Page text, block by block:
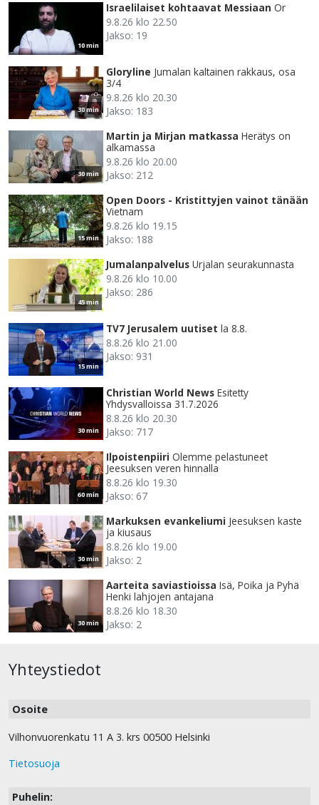
10 min
Israelilaiset kohtaavat Messiaan Or
9.8.26 klo 22.50
Jakso: 19
30 min
Gloryline Jumalan kaltainen rakkaus, osa
3/4
9.8.26 klo 20.30
Jakso: 183
30 min
Martin ja Mirjan matkassa Herätys on
alkamassa
9.8.26 klo 20.00
Jakso: 212
15 min
Open Doors - Kristittyjen vainot tänään
Vietnam
9.8.26 klo 19.15
Jakso: 188
45 min
Jumalanpalvelus Urjalan seurakunnasta
9.8.26 klo 10.00
Jakso: 286
15 min
TV7 Jerusalem uutiset la 8.8.
8.8.26 klo 21.00
Jakso: 931
30 min
Christian World News Esitetty
Yhdysvalloissa 31.7.2026
8.8.26 klo 20.30
Jakso: 717
60 min
Ilpoistenpiiri Olemme pelastuneet
Jeesuksen veren hinnalla
8.8.26 klo 19.30
Jakso: 67
30 min
Markuksen evankeliumi Jeesuksen kaste
ja kiusaus
8.8.26 klo 19.00
Jakso: 2
30 min
Aarteita saviastioissa Isä, Poika ja Pyhä
Henki lahjojen antajana
8.8.26 klo 18.30
Jakso: 2
Yhteystiedot
Osoite
Vilhonvuorenkatu 11 A 3. krs 00500 Helsinki
Tietosuoja
Puhelin: